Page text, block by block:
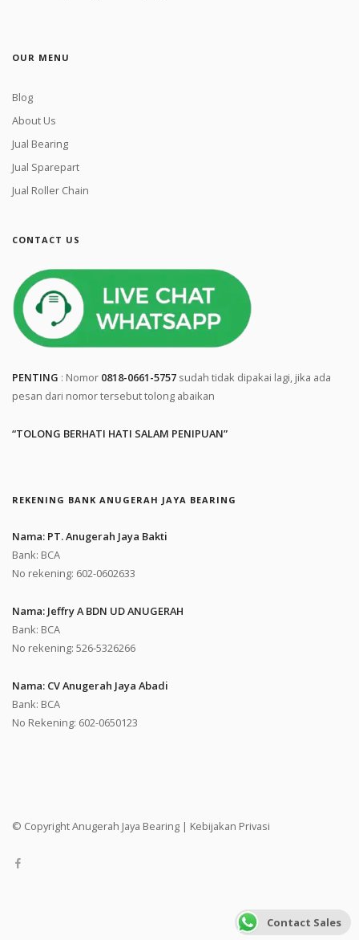
OUR MENU
Blog
About Us
Jual Bearing
Jual Sparepart
Jual Roller Chain
CONTACT US
PENTING : Nomor 0818-0661-5757 sudah tidak dipakai lagi, jika ada
pesan dari nomor tersebut tolong abaikan
“TOLONG BERHATI HATI SALAM PENIPUAN”
REKENING BANK ANUGERAH JAYA BEARING
Nama: PT. Anugerah Jaya Bakti
Bank: BCA
No rekening: 602-0602633
Nama: Jeffry A BDN UD ANUGERAH
Bank: BCA
No rekening: 526-5326266
Nama: CV Anugerah Jaya Abadi
Bank: BCA
No Rekening: 602-0650123
© Copyright Anugerah Jaya Bearing | Kebijakan Privasi
Contact Sales